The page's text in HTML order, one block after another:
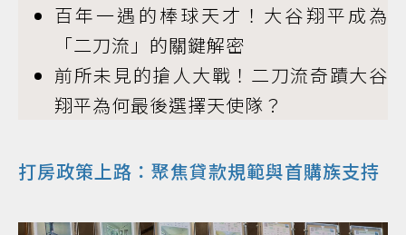
百年一遇的棒球天才！大谷翔平成為
「二刀流」的關鍵解密
前所未見的搶人大戰！二刀流奇蹟大谷
翔平為何最後選擇天使隊？
打房政策上路：聚焦貸款規範與首購族支持